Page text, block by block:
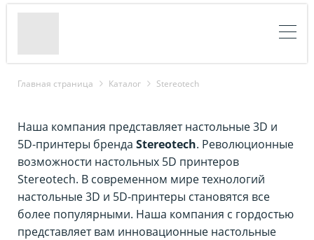
Главная страница Каталог Stereotech
Наша компания представляет настольные 3D и
5D-принтеры бренда Stereotech. Революционные
возможности настольных 5D принтеров
Stereotech. В современном мире технологий
настольные 3D и 5D-принтеры становятся все
более популярными. Наша компания с гордостью
представляет вам инновационные настольные